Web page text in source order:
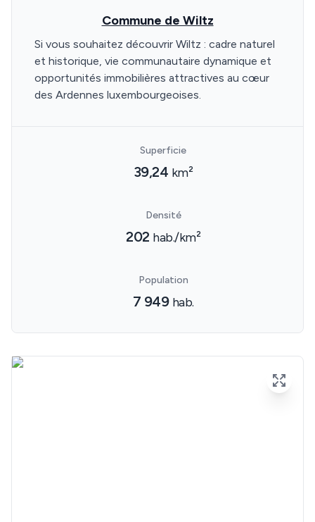
Commune de Wiltz
Si vous souhaitez découvrir Wiltz : cadre naturel
et historique, vie communautaire dynamique et
opportunités immobilières attractives au cœur
des Ardennes luxembourgeoises.
Superficie
39,24 km²
Densité
202 hab./km²
Population
7 949 hab.